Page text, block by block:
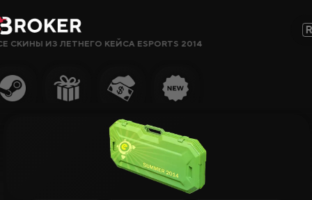
Сайты, Режимы, Бонусы или Ключевые Слова…
Гемблинг
СКИНЫ ИЗ ЛЕТНЕГО КЕЙСА ESPORTS 2014